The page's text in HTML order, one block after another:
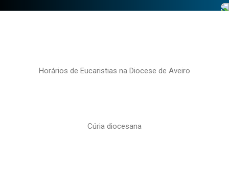
Horários de Eucaristias na Diocese de Aveiro
Cúria diocesana